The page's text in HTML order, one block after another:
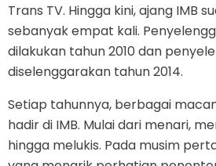
Trans TV. Hingga kini, ajang IMB
sebanyak empat kali.
dilakukan tahun 2010 dan
diselenggarakan tahun 2014.
Setiap tahunnya, berbagai
hadir di IMB. Mulai dari menari,
hingga melukis. Pada musim